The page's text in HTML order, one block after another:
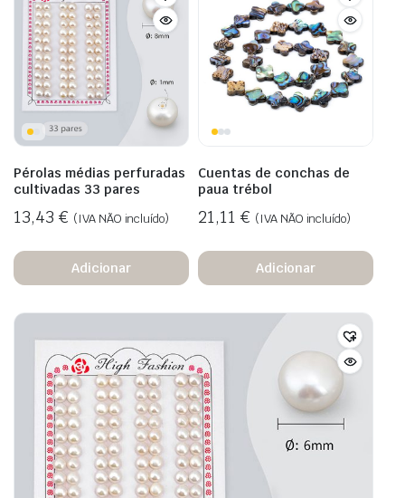
Pérolas médias perfuradas
cultivadas 33 pares
13,43 € (IVA NÃO incluído)
Adicionar
Cuentas de conchas de
paua trébol
21,11 € (IVA NÃO incluído)
Adicionar